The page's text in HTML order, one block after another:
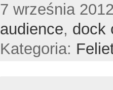
7 września
audience, dock
Kategoria: